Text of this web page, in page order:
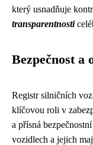
který usnadňuje
transparentnosti
Bezpečnost a
Registr silničních
klíčovou roli v
a přísná
vozidlech a jejich